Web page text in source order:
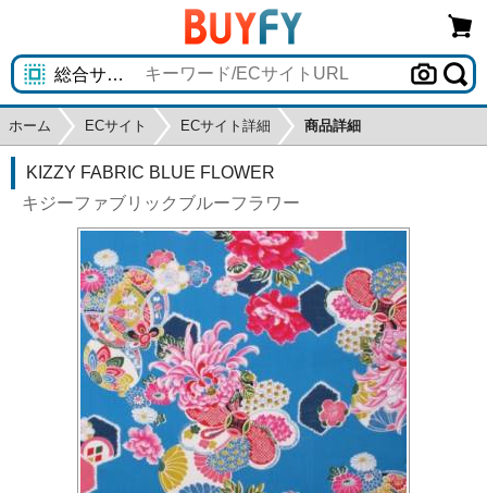
ホーム ECサイト ECサイト詳細 商品詳細
KIZZY FABRIC BLUE FLOWER
キジーファブリックブルーフラワー